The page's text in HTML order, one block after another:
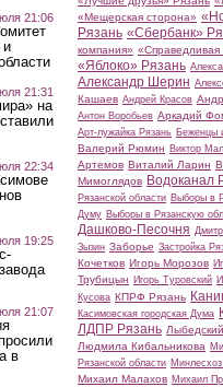
21:06
и
21:31
на
22:34
19:25
21:07
в
«Мещерская сторона»
Рязань «Сбербанк»
компания» «Справедливая
«Яблоко» Рязань
Александр Шерин
Кашаев Андрей Красов
Антон Воробьев Аркадий
Арт-лужайка Рязань Беженцы
Валерий Рюмин Виктор
Артемов Виталий Ларин
Мимоглядов Водоканал
Рязанской области Выборы в
Думу Выборы в Рязанскую
Дашково-Песочня
Зызин Заборье Застройка
Кочетков Игорь Морозов
Трубицын Игорь Туровский
Кусова КПРФ Рязань
Касимовская городская Дума
ЛДПР Рязань
Людмила Кибальникова
Рязанской области
Михаил Малахов Михаил